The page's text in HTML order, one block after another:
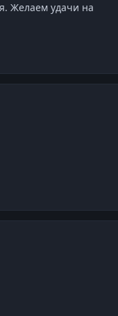
Желаем удачи на